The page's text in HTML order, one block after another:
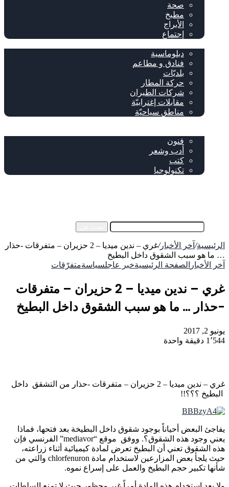
صحة
مطبخ
الأبراج
إجتماع
دبلوماسية
فنادق و مطاعم
بلديّات
حركة المطار
شركات الطيران
مقابلات إغترابيّة
مناطق سياحيّة
فنون
أدب وشعر
كتب
تكنولوجيا
الرئيسية/ آخر الأخبار/
غري – ندين ميديا – 2 حزيران – متفرقات -حذار
… ما هو سبب الشقوق داخل البطيخ
آخر الأخبار الصفحة الرئيسيةخبر عاجلسياسةمتفرّقات
غري – ندين ميديا – 2 حزيران – متفرقات
-حذار … ما هو سبب الشقوق داخل البطيخ
يونيو 2, 2017
1٬544 دقيقة واحدة
غري – ندين ميديا – 2 حزيران – متفرقات -حذار من التشقق داخل
البطيخ ؟؟؟!!
يفاجئ البعض أحياناً بوجود شقوق داخل البطيخة بعد فتحها، فماذا
يعني وجود هذه الشقوق؟. ووفق موقع “mediavor” الفرنسي فإن
هذه الشقوق تعني أن البطيخ تعرض لمادة كيميائية أثناء زراعته،
حيث يلجأ بعض المزارعين لاستخدام مادة chlorfenuron والتي من
شأنها تكبير حجم البطيخ والعمل على إسراع نموه.